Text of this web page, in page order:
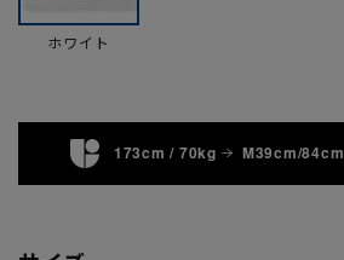
ホワイト
173cm / 70kg M39cm/84cm